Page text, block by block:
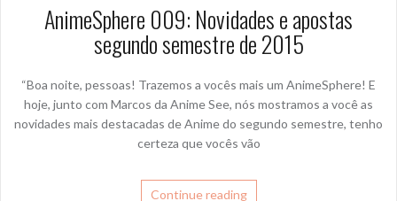
AnimeSphere 009: Novidades e apostas
segundo semestre de 2015
“Boa noite, pessoas! Trazemos a vocês mais um AnimeSphere! E
hoje, junto com Marcos da Anime See, nós mostramos a você as
novidades mais destacadas de Anime do segundo semestre, tenho
certeza que vocês vão
Continue reading